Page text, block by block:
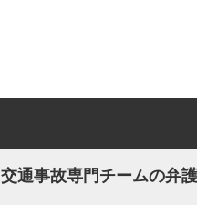
交通事故専門チームの弁